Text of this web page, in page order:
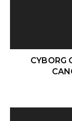
CYBORG